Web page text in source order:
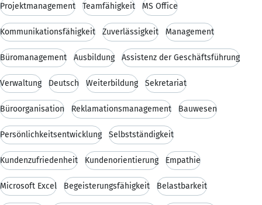
Projektmanagement Teamfähigkeit MS Office
Kommunikationsfähigkeit Zuverlässigkeit Management
Büromanagement Ausbildung Assistenz der Geschäftsführung
Verwaltung Deutsch Weiterbildung Sekretariat
Büroorganisation Reklamationsmanagement Bauwesen
Persönlichkeitsentwicklung Selbstständigkeit
Kundenzufriedenheit Kundenorientierung Empathie
Microsoft Excel Begeisterungsfähigkeit Belastbarkeit